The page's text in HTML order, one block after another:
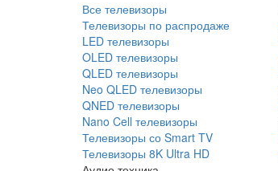
Все телевизоры
Телевизоры по распродаже
LED телевизоры
OLED телевизоры
QLED телевизоры
Neo QLED телевизоры
QNED телевизоры
Nano Cell телевизоры
Телевизоры со Smart TV
Телевизоры 8K Ultra HD